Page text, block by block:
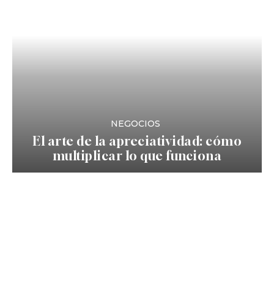
NEGOCIOS
El arte de la apreciatividad: cómo
multiplicar lo que funciona